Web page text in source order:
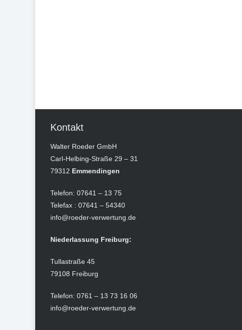
Kontakt
Walter Roeder GmbH
Carl-Helbing-Straße 29 – 31
79312 Emmendingen
Telefon: 07641 – 13 75
Telefax : 07641 – 54340
info@roeder-verwertung.de
Niederlassung Freiburg:
Tullastraße 45
79108 Freiburg
Telefon: 0761 – 13 73 16 06
info@roeder-verwertung.de